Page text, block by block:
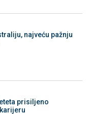
najveću pažnju
prisiljeno